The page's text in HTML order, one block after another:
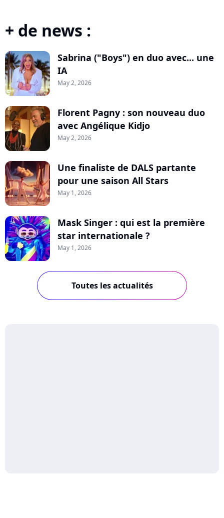
+ de news :
Sabrina ("Boys") en duo avec... une
IA
May 2, 2026
Florent Pagny : son nouveau duo
avec Angélique Kidjo
May 2, 2026
Une finaliste de DALS partante
pour une saison All Stars
May 1, 2026
Mask Singer : qui est la première
star internationale ?
May 1, 2026
Toutes les actualités